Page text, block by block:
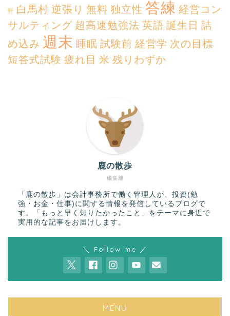
野 白馬村 逆張り 無料 独立性 答練 経営コン
サルティング 超高速勉強法 英語 誕生日 詰
め込み 週末 睡眠 試験前 経営学 次の目標
短答式試験 疲れ目 米 残りわずか
編集部
鹿の散歩
「鹿の散歩」は会計事務所で働く管理人が、投資(勉
強・お金・仕事)に関する情報を発信しているブログで
す。「もっと早く知りたかったこと」をテーマに身近で
実用的な記事をお届けします。
＼ Follow me ／
MENU